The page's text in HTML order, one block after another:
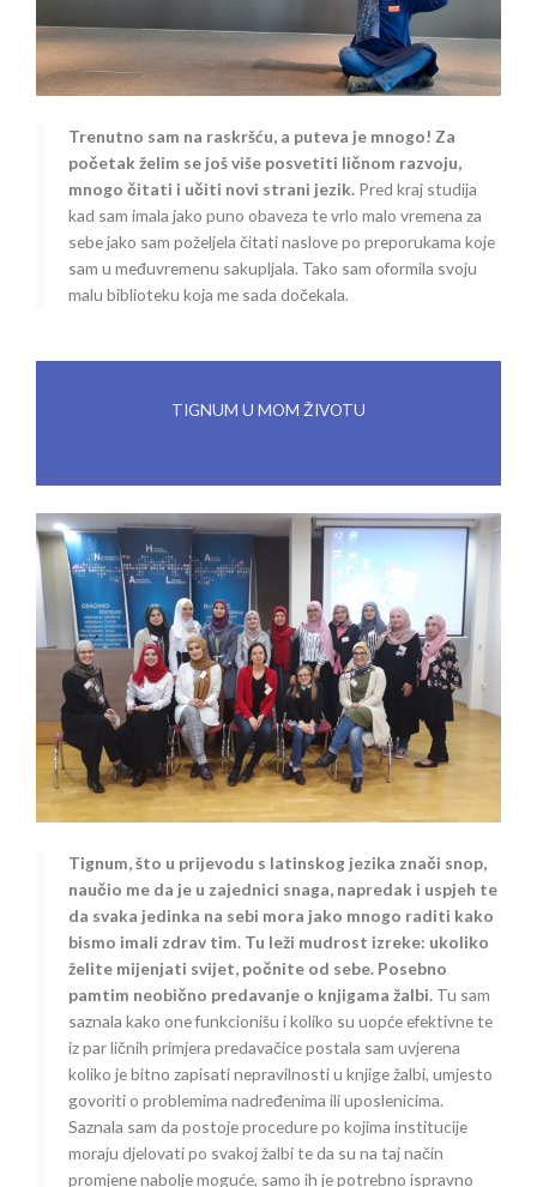
Trenutno sam na raskršću, a puteva je mnogo! Za
početak želim se još više posvetiti ličnom razvoju,
mnogo čitati i učiti novi strani jezik. Pred kraj studija
kad sam imala jako puno obaveza te vrlo malo vremena za
sebe jako sam poželjela čitati naslove po preporukama koje
sam u međuvremenu sakupljala. Tako sam oformila svoju
malu biblioteku koja me sada dočekala.
TIGNUM U MOM ŽIVOTU
Tignum, što u prijevodu s latinskog jezika znači snop,
naučio me da je u zajednici snaga, napredak i uspjeh te
da svaka jedinka na sebi mora jako mnogo raditi kako
bismo imali zdrav tim. Tu leži mudrost izreke: ukoliko
želite mijenjati svijet, počnite od sebe. Posebno
pamtim neobično predavanje o knjigama žalbi. Tu sam
saznala kako one funkcionišu i koliko su uopće efektivne te
iz par ličnih primjera predavačice postala sam uvjerena
koliko je bitno zapisati nepravilnosti u knjige žalbi, umjesto
govoriti o problemima nadređenima ili uposlenicima.
Saznala sam da postoje procedure po kojima institucije
moraju djelovati po svakoj žalbi te da su na taj način
promjene nabolje moguće, samo ih je potrebno ispravno